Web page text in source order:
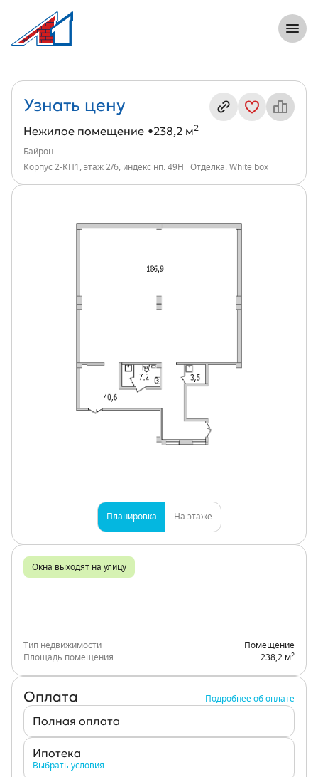
Нежилое помещение, 238 м², ЖК
Информация о квартире
Узнать цену
Нежилое помещение 238,2 м2
Байрон
Корпус 2-КП1, этаж 2/6, индекс нп. 49Н
Отделка: White box
Планировка На этаже
Окна выходят на улицу
Тип недвижимости
Помещение
Площадь помещения
238,2 м2
Оплата Подробнее об оплате
Полная оплата
Ипотека
Выбрать условия